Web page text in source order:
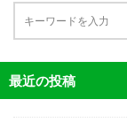
最近の投稿